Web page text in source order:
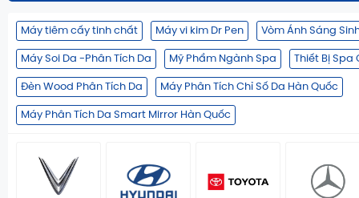
Máy tiêm cấy tinh chất Máy vi kim Dr Pen Vòm Ánh Sáng
Máy Soi Da -Phân Tích Da Mỹ Phẩm Ngành Spa Thiết Bị
Đèn Wood Phân Tích Da Máy Phân Tích Chỉ Số Da Hàn Quốc
Máy Phân Tích Da Smart Mirror Hàn Quốc